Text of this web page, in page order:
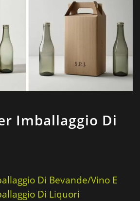
Imballaggio Di
Di Bevande/Vino E
Di Liquori